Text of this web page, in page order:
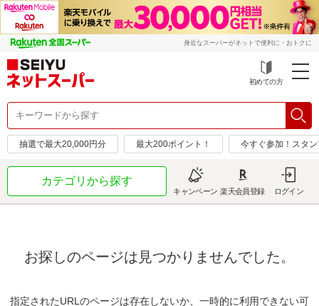
身近なスーパーがネットで便利に・おトクに
初めての方
抽選で最大20,000円分 最大200ポイント！ 今すぐ参加！スタ
カテゴリから探す
キャンペーン 楽天会員登録 ログイン
お探しのページは見つかりませんでした。
指定されたURLのページは存在しないか、一時的に利用できない可